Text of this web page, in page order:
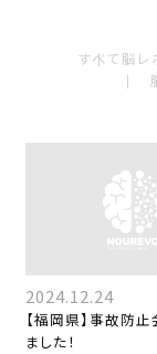
すべて脳レ
2024.12.24
【福岡県】事故防
ました！